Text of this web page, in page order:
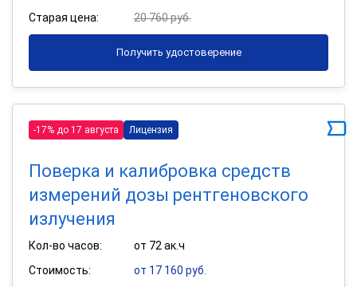
Старая цена:
20 760 руб.
Получить удостоверение
-17% до 17 августа Лицензия
Поверка и калибровка средств
измерений дозы рентгеновского
излучения
Кол-во часов:
от 72 ак.ч
Стоимость:
от 17 160 руб.